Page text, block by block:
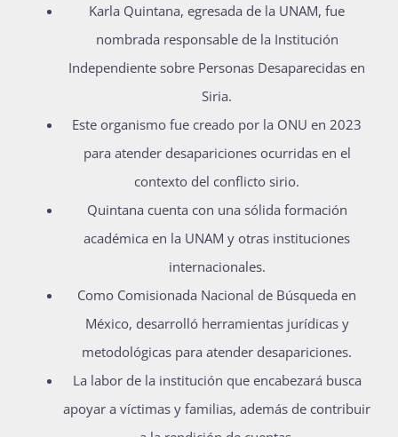
Karla Quintana, egresada de la UNAM, fue
nombrada responsable de la Institución
Independiente sobre Personas Desaparecidas en
Siria.
Este organismo fue creado por la ONU en 2023
para atender desapariciones ocurridas en el
contexto del conflicto sirio.
Quintana cuenta con una sólida formación
académica en la UNAM y otras instituciones
internacionales.
Como Comisionada Nacional de Búsqueda en
México, desarrolló herramientas jurídicas y
metodológicas para atender desapariciones.
La labor de la institución que encabezará busca
apoyar a víctimas y familias, además de contribuir